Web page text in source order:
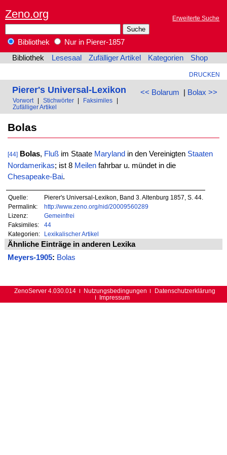
Zeno.org Erweiterte Suche
Bibliothek
Nur in Pierer-1857
Bibliothek
Lesesaal Zufälliger Artikel Kategorien Shop
DRUCKEN
<< Bolarum | Bolax >>
Pierer's Universal-Lexikon
Vorwort Stichwörter Faksimiles
Zufälliger Artikel
Bolas
[44] Bolas, Flußim Staate Maryland in den Vereinigten Staaten
Nordamerikas; ist 8 Meilenfahrbar u. mündet in die
Chesapeake-Bai.
Quelle:
Pierer's Universal-Lexikon, Band 3. Altenburg 1857, S. 44.
Permalink:
http://www.zeno.org/nid/20009560289
Lizenz:
Gemeinfrei
Faksimiles:
44
Kategorien:
Lexikalischer Artikel
Ähnliche Einträge in anderen Lexika
Meyers-1905: Bolas
ZenoServer 4.030.014 Nutzungsbedingungen
Datenschutzerklärung
Impressum